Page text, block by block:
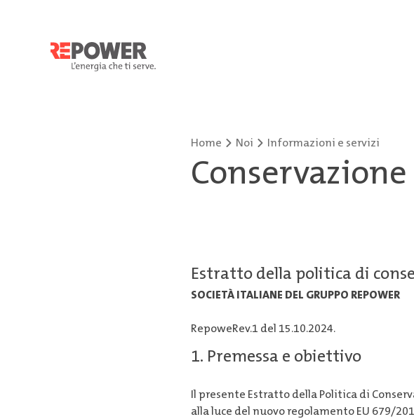
Home Noi Informazioni e servizi
Estratto della politica di
SOCIETÀ ITALIANE DEL GRUPPO REPOWER
RepoweRev.1 del 15.10.2024.
1. Premessa e obiettivo
Il presente Estratto della Politica di
alla luce del nuovo regolamento EU 679/